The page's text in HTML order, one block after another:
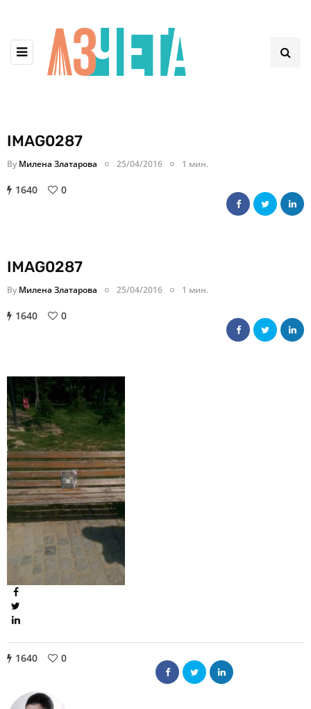
IMAG0287
By Милена Златарова 25/04/2016 1 мин.
1640 0
IMAG0287
By Милена Златарова 25/04/2016 1 мин.
1640 0
1640 0